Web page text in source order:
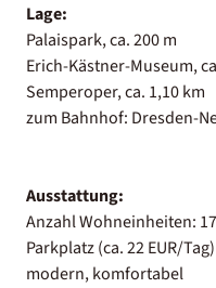
Lage:
Palaispark, ca. 200 m
Erich-Kästner-Museum,
Semperoper, ca. 1,10 km
zum Bahnhof: Dresden-
Ausstattung:
Anzahl Wohneinheiten:
Parkplatz (ca. 22 EUR/Tag)
modern, komfortabel